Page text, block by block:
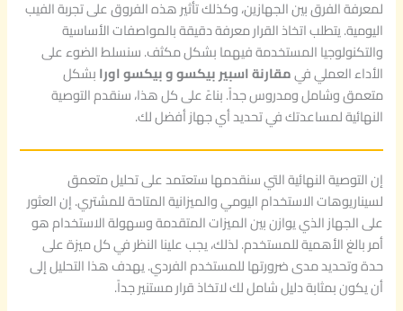
لمعرفة الفرق بين الجهازين، وكذلك تأثير هذه الفروق على تجربة الفيب
اليومية. يتطلب اتخاذ القرار معرفة دقيقة بالمواصفات الأساسية
والتكنولوجيا المستخدمة فيهما بشكل مكثف. سنسلط الضوء على
الأداء العملي فيمقارنة اسبير بيكسو و بيكسو اورابشكل
متعمق وشامل ومدروس جداً. بناءً على كل هذا، سنقدم التوصية
النهائية لمساعدتك في تحديد أي جهاز أفضل لك.
إن التوصية النهائية التي سنقدمها ستعتمد على تحليل متعمق
لسيناريوهات الاستخدام اليومي والميزانية المتاحة للمشتري. إن العثور
على الجهاز الذي يوازن بين الميزات المتقدمة وسهولة الاستخدام هو
أمر بالغ الأهمية للمستخدم. لذلك، يجب علينا النظر في كل ميزة على
حدة وتحديد مدى ضرورتها للمستخدم الفردي. يهدف هذا التحليل إلى
أن يكون بمثابة دليل شامل لك لاتخاذ قرار مستنير جداً.